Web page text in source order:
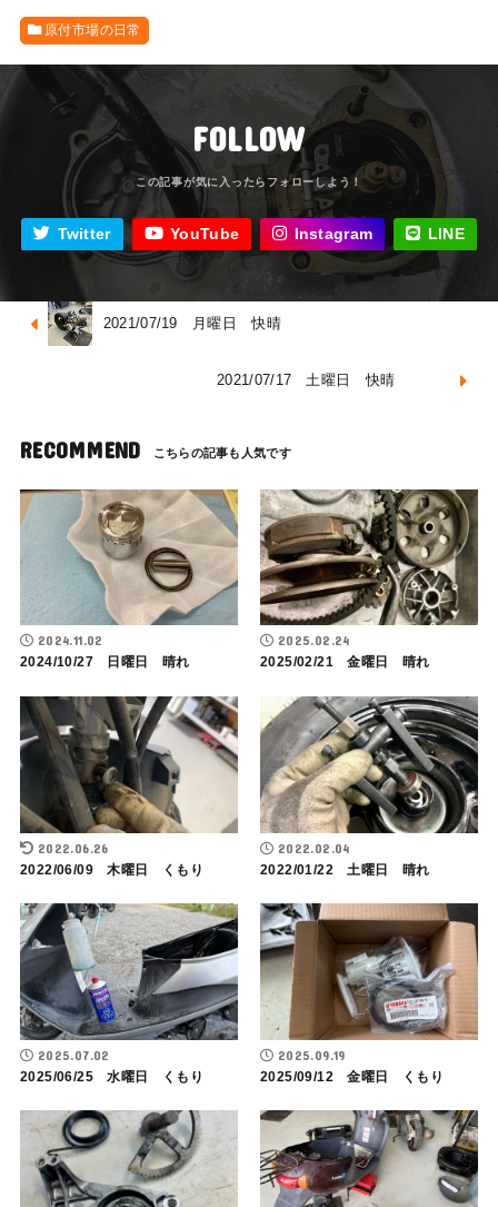
原付市場の日常
FOLLOW
Twitter YouTube Instagram LINE
2021/07/19 月曜日 快晴
2021/07/17 土曜日 快晴
RECOMMEND
2024.11.02
2024/10/27 日曜日 晴れ
2025.02.24
2025/02/21 金曜日 晴れ
2022.06.26
2022/06/09 木曜日 くもり
2022.02.04
2022/01/22 土曜日 晴れ
2025.07.02
2025/06/25 水曜日 くもり
2025.09.19
2025/09/12 金曜日 くもり